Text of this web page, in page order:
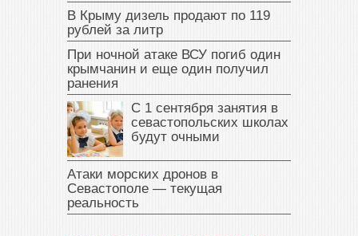
В Крыму дизель продают по 119
рублей за литр
При ночной атаке ВСУ погиб один
крымчанин и еще один получил
ранения
С 1 сентября занятия в
севастопольских школах
будут очными
Атаки морских дронов в
Севастополе — текущая
реальность